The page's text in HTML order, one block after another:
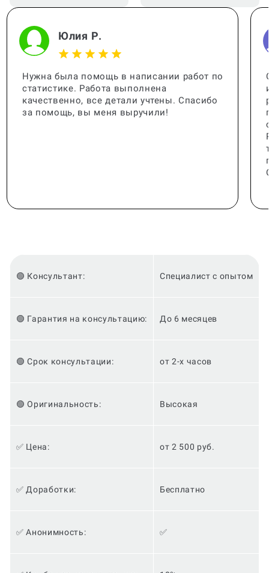
Юлия Р.
Нужна была помощь в написании работ по
статистике. Работа выполнена
качественно, все детали учтены. Спасибо
за помощь, вы меня выручили!
🟢 Консультант: Специалист с опытом
🟢 Гарантия на консультацию: До 6 месяцев
🟢 Срок консультации: от 2-х часов
🟢 Оригинальность: Высокая
✅ Цена: от 2 500 руб.
✅ Доработки: Бесплатно
✅ Анонимность: ✅